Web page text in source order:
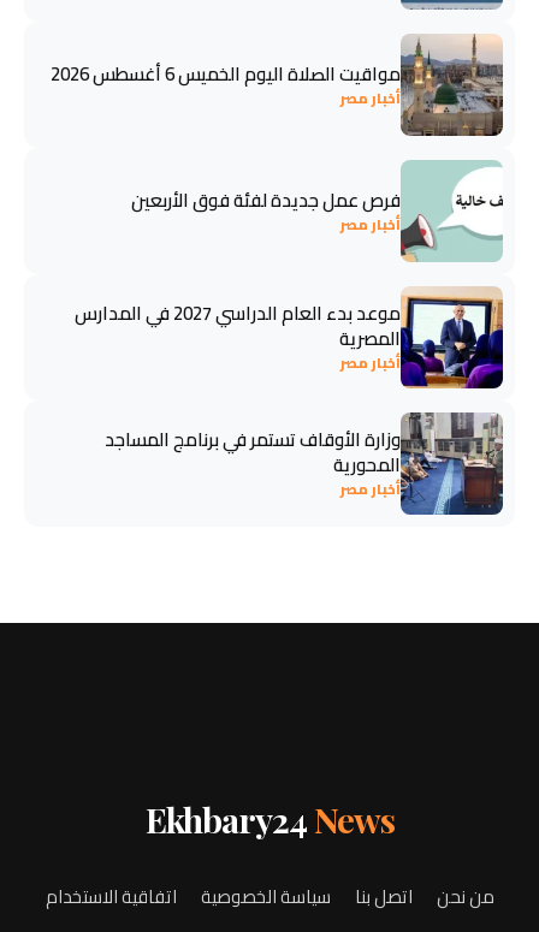
مواقيت الصلاة اليوم الخميس 6 أغسطس 2026
أخبار مصر
فرص عمل جديدة لفئة فوق الأربعين
أخبار مصر
موعد بدء العام الدراسي 2027 في المدارس
المصرية
أخبار مصر
وزارة الأوقاف تستمر في برنامج المساجد
المحورية
أخبار مصر
Ekhbary24News
من نحن اتصل بنا سياسة الخصوصية اتفاقية الاستخدام